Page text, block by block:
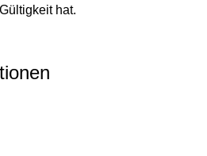
hat.